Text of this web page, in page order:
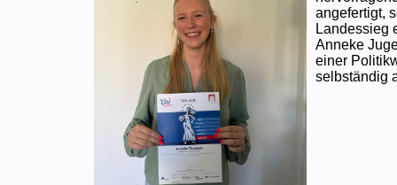
angefertigt,
Landessieg
Anneke
einer
selbständig